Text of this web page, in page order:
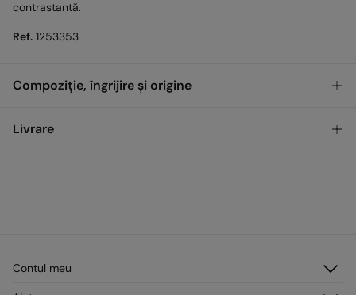
contrastantă.
Ref. 1253353
Compoziție, îngrijire și origine
Compoziţie
Călcare delicată
Livrare
Gratuit pentru comenzi peste 200,00 LEI
Contul meu